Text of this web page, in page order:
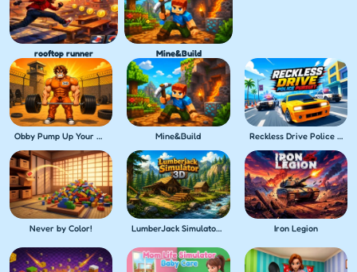
rooftop runner Mine&Build
Obby Pump Up Your Muscles! 1 per second Mine&Build Reckless Drive Police Pursuit
Never by Color! LumberJack Simulator 3D Iron Legion